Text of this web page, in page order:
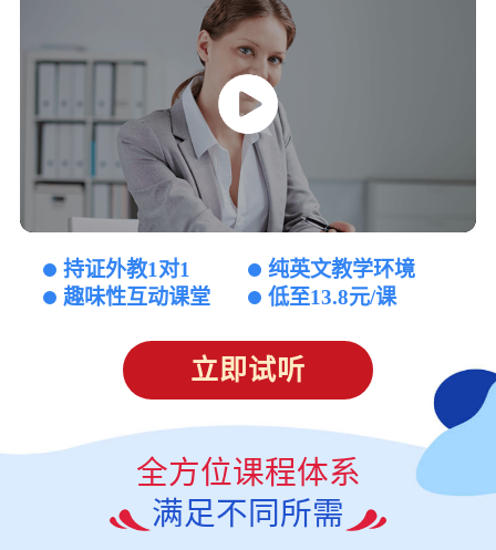
持证外教1对1
纯英文教学环境
趣味性互动课堂
低至13.8元/课
立即试听
全方位课程体系
满足不同所需